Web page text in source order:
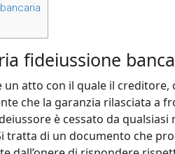
fideiussione
atto con il quale il creditore,
che la garanzia rilasciata a
è cessato da
tratta di un documento che